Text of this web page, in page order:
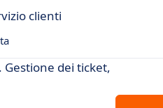
clienti
Gestione dei ticket,